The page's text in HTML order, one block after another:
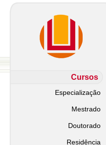
Cursos
Especialização
Mestrado
Doutorado
Residência